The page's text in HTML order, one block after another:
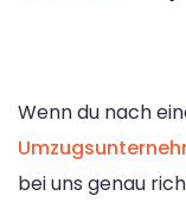
Wenn du nach
bei uns genau